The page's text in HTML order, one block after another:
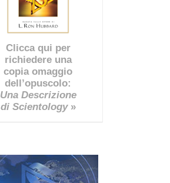
Clicca qui per
richiedere una
copia omaggio
dell’opuscolo:
Una Descrizione
di Scientology»